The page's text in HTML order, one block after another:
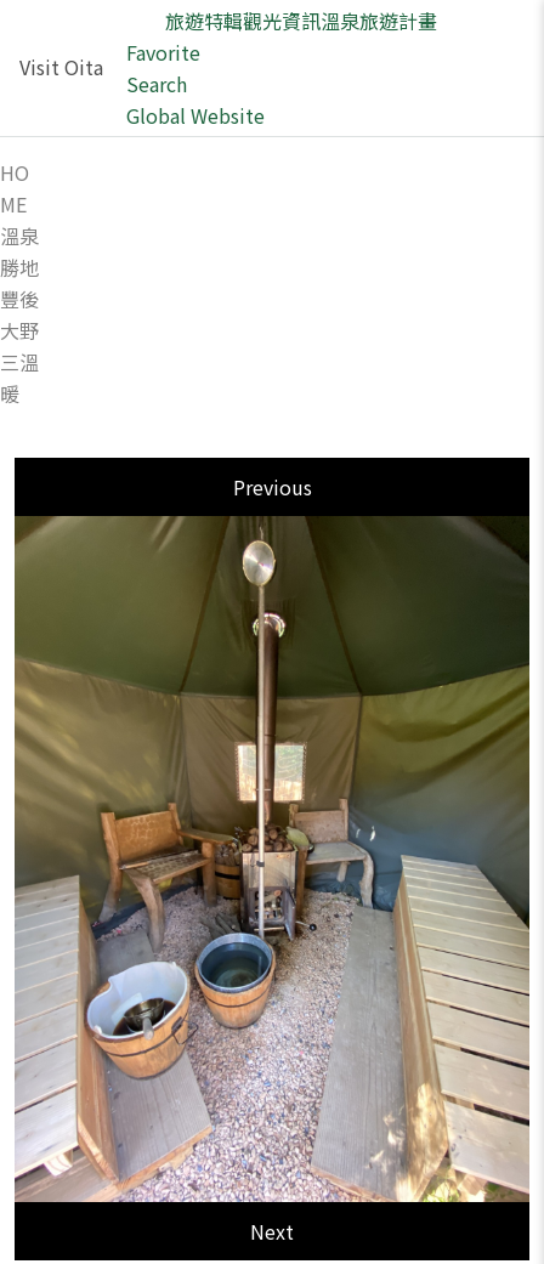
Visit Oita
旅遊特輯觀光資訊溫泉旅遊計畫
Favorite
Search
Global Website
HO
ME
溫泉
勝地
豐後
大野
三溫
暖
Previous
Next